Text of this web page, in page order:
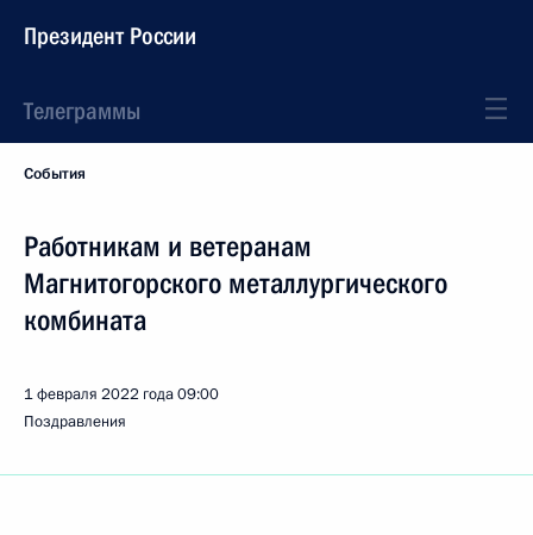
Президент России
Телеграммы
События
Работникам и ветеранам
Магнитогорского металлургического
комбината
1 февраля 2022 года09:00
Поздравления